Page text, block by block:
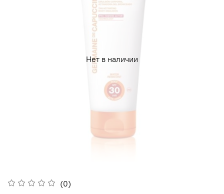
Нет в наличии
(0)